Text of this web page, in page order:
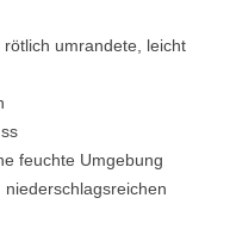
umrandete, leicht
feuchte Umgebung